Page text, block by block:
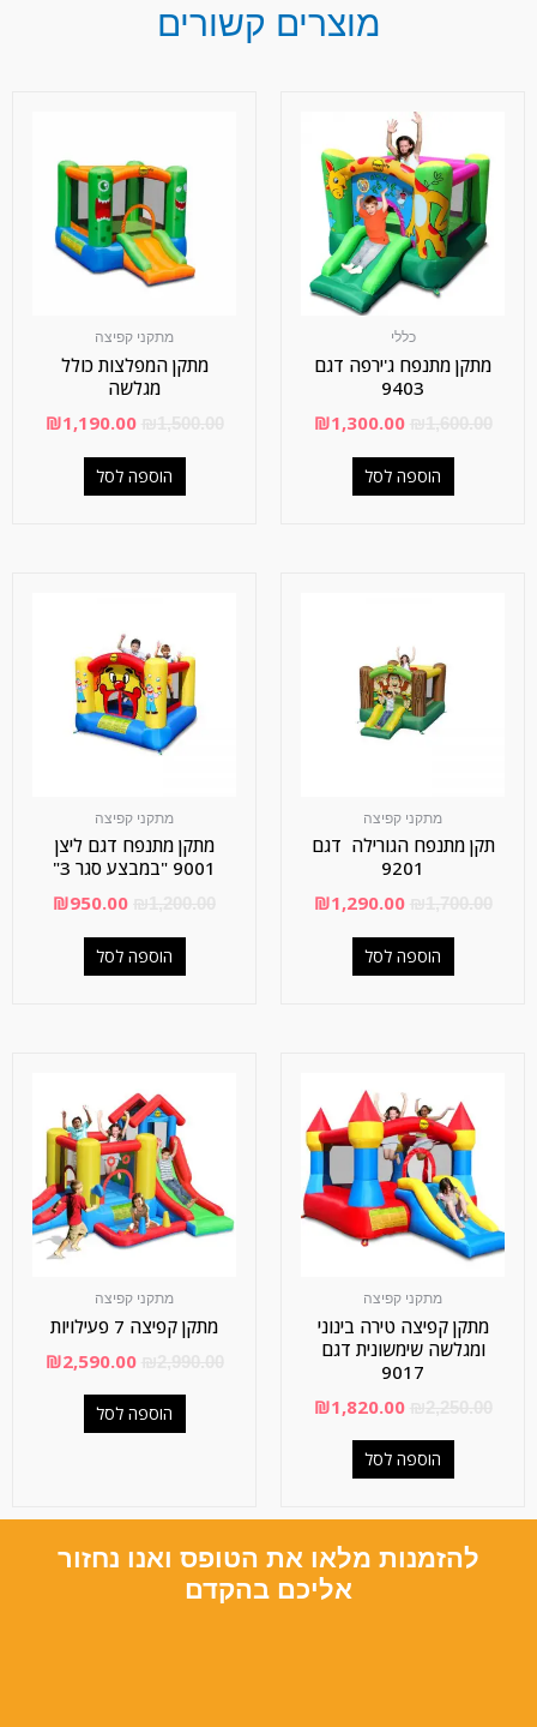
מוצרים קשורים
כללי
מתקן מתנפח ג'ירפה דגם
9403
₪1,300.00
הוספה לסל
מתקני קפיצה
תקן מתנפח הגורילה דגם
9201
₪1,290.00
הוספה לסל
מתקני קפיצה
מתקן מתנפח דגם ליצן
9001 "במבצע סגר 3"
₪950.00
הוספה לסל
מתקני קפיצה
מתקן קפיצה 7 פעילויות
₪2,590.00
הוספה לסל
מתקני קפיצה
מתקן המפלצות כולל
מגלשה
₪1,190.00
הוספה לסל
מתקני קפיצה
מתקן קפיצה טירה בינוני
ומגלשה שימשונית דגם
9017
₪1,820.00
הוספה לסל
להזמנות מלאו את הטופס ואנו נחזור
אליכם בהקדם